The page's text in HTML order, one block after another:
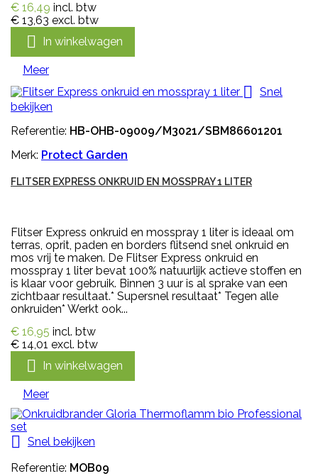
€ 16,49 incl. btw
€ 13,63 excl. btw
 In winkelwagen
Meer

Snel
bekijken
Referentie: HB-OHB-09009/M3021/SBM86601201
Merk: Protect Garden
FLITSER EXPRESS ONKRUID EN MOSSPRAY 1 LITER
Flitser Express onkruid en mosspray 1 liter is ideaal om
terras, oprit, paden en borders flitsend snel onkruid en
mos vrij te maken. De Flitser Express onkruid en
mosspray 1 liter bevat 100% natuurlijk actieve stoffen en
is klaar voor gebruik. Binnen 3 uur is al sprake van een
zichtbaar resultaat.* Supersnel resultaat* Tegen alle
onkruiden* Werkt ook...
€ 16,95 incl. btw
€ 14,01 excl. btw
 In winkelwagen
Meer

Snel bekijken
Referentie: MOB09